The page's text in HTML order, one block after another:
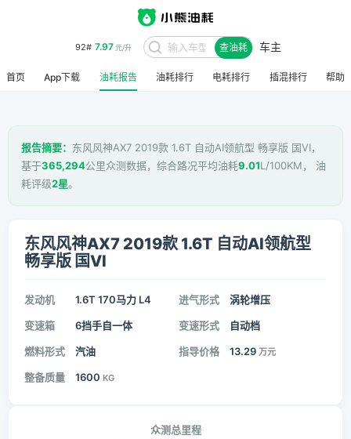
92# 7.97元/升 查油耗 车主
首页 App下载 油耗报告 油耗排行 电耗排行 插混排行 帮助
报告摘要： 东风风神AX7 2019款 1.6T 自动AI领航型 畅享版 国VI，
基于365,294公里众测数据，综合路况平均油耗9.01L/100KM， 油
耗评级2星。
东风风神AX7 2019款 1.6T 自动AI领航型
畅享版 国VI
发动机 1.6T 170马力 L4 进气形式 涡轮增压
变速箱 6挡手自一体 变速形式 自动档
燃料形式 汽油 指导价格 13.29 万元
整备质量 1600 KG
众测总里程